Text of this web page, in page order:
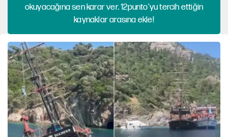
okuyacağına sen karar ver. 12punto'yu tercih ettiğin
kaynaklar arasına ekle!